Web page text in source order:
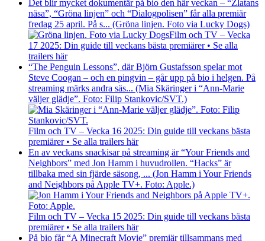
Det blir mycket dokumentär på bio den här veckan – “Zlatans
näsa”, “Gröna linjen” och “Dialogpolisen” får alla premiär
fredag 25 april. På s... (Gröna linjen. Foto via Lucky Dogs)
Film och TV – Vecka
17 2025: Din guide till veckans bästa premiärer • Se alla
trailers här
“The Penguin Lessons”, där Björn Gustafsson spelar mot
Steve Coogan – och en pingvin – går upp på bio i helgen. På
streaming märks andra säs... (Mia Skäringer i “Ann-Marie
väljer glädje”. Foto: Filip Stankovic/SVT.)
Film och TV – Vecka 16 2025: Din guide till veckans bästa
premiärer • Se alla trailers här
En av veckans snackisar på streaming är “Your Friends and
Neighbors” med Jon Hamm i huvudrollen. “Hacks” är
tillbaka med sin fjärde säsong, ... (Jon Hamm i Your Friends
and Neighbors på Apple TV+. Foto: Apple.)
Film och TV – Vecka 15 2025: Din guide till veckans bästa
premiärer • Se alla trailers här
På bio får “A Minecraft Movie” premiär tillsammans med